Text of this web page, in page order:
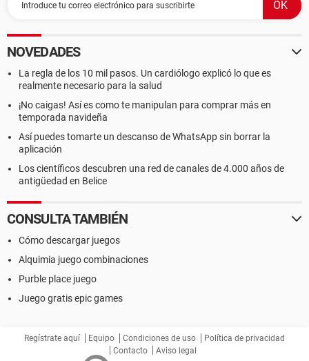
NOVEDADES
La regla de los 10 mil pasos. Un cardiólogo explicó lo que es
realmente necesario para la salud
¡No caigas! Así es como te manipulan para comprar más en
temporada navideña
Así puedes tomarte un descanso de WhatsApp sin borrar la
aplicación
Los científicos descubren una red de canales de 4.000 años de
antigüedad en Belice
CONSULTA TAMBIÉN
Cómo descargar juegos
Alquimia juego combinaciones
Purble place juego
Juego gratis epic games
Regístrate aquí Equipo Condiciones de uso
Política de privacidad
Contacto
Aviso legal